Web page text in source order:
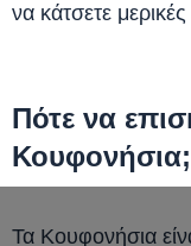
να κάτσετε
Πότε να
Κουφονήσια;
Τα Κουφονήσια